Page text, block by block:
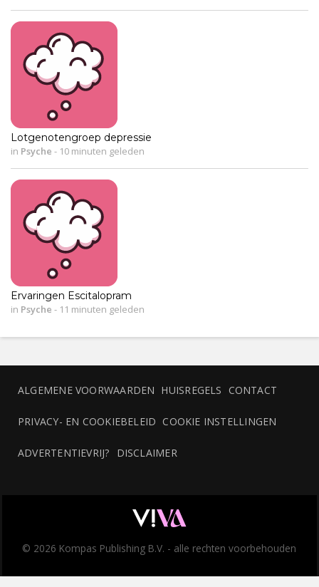
Lotgenotengroep depressie
in Psyche - 10 minuten geleden
Ervaringen Escitalopram
in Psyche - 11 minuten geleden
ALGEMENE VOORWAARDEN HUISREGELS CONTACT
PRIVACY- EN COOKIEBELEID COOKIE INSTELLINGEN
ADVERTENTIEVRIJ? DISCLAIMER
© 2026 Kompas Publishing B.V. - alle rechten voorbehouden